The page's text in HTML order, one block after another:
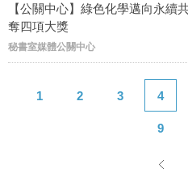
【公關中心】綠色化學邁向永
奪四項大獎
秘書室媒體公關中心
1 2 3 4
9